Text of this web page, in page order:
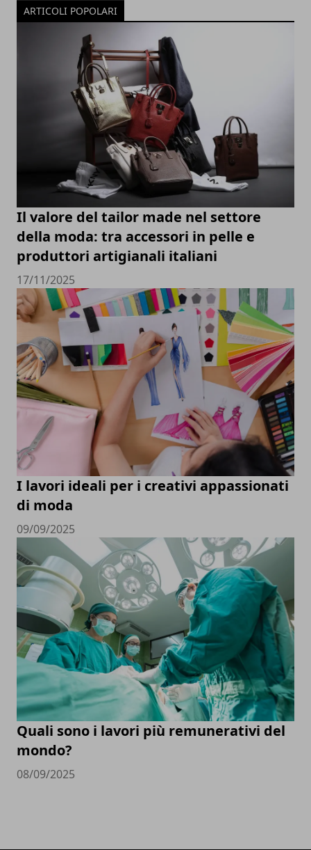
ARTICOLI POPOLARI
Il valore del tailor made nel settore
della moda: tra accessori in pelle e
produttori artigianali italiani
17/11/2025
I lavori ideali per i creativi appassionati
di moda
09/09/2025
Quali sono i lavori più remunerativi del
mondo?
08/09/2025